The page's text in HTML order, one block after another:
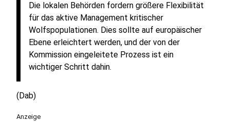
Die lokalen Behörden fordern größere Flexibilität
für das aktive Management kritischer
Wolfspopulationen. Dies sollte auf europäischer
Ebene erleichtert werden, und der von der
Kommission eingeleitete Prozess ist ein
wichtiger Schritt dahin.
(Dab)
Anzeige